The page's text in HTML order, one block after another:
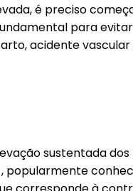
é preciso
para
acidente
sustentada